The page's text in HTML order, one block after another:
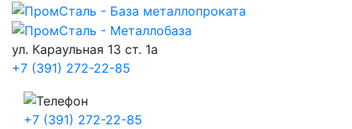
ул. Караульная 13 ст. 1а
+7 (391) 272-22-85
+7 (391) 272-22-85